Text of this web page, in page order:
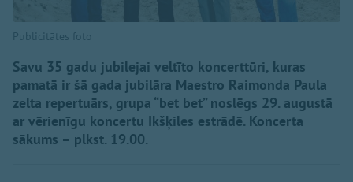
Publicitātes foto
Savu 35 gadu jubilejai veltīto koncerttūri, kuras
pamatā ir šā gada jubilāra Maestro Raimonda Paula
zelta repertuārs, grupa “bet bet” noslēgs 29. augustā
ar vērienīgu koncertu Ikšķiles estrādē. Koncerta
sākums – plkst. 19.00.